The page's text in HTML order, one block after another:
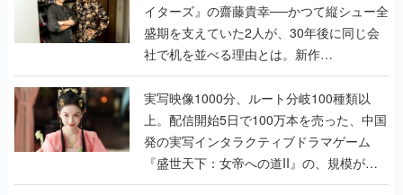
イターズ』の齋藤貴幸──かつて縦シュー全
盛期を支えていた2人が、30年後に同じ会
社で机を並べる理由とは。新作
『TATSUJIN EXTREME』で初タッグを組
んだレジェンド2人に訊く開発秘話
実写映像1000分、ルート分岐100種類以
上。配信開始5日で100万本を売った、中国
発の実写インタラクティブドラマゲーム
『盛世天下：女帝への道II』の、規模が違
うこだわりをプロデューサーに聞いた